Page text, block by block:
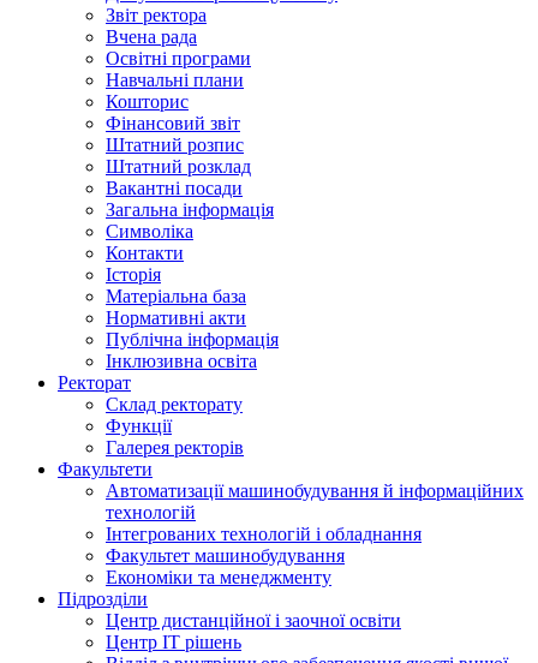
Звіт ректора
Вчена рада
Освітні програми
Навчальні плани
Кошторис
Фінансовий звіт
Штатний розпис
Штатний розклад
Вакантні посади
Загальна інформація
Символіка
Контакти
Історія
Матеріальна база
Нормативні акти
Публічна інформація
Інклюзивна освіта
Ректорат
Склад ректорату
Функції
Галерея ректорів
Факультети
Автоматизації машинобудування й інформаційних
технологій
Інтегрованих технологій і обладнання
Факультет машинобудування
Економіки та менеджменту
Підрозділи
Центр дистанційної і заочної освіти
Центр ІТ рішень